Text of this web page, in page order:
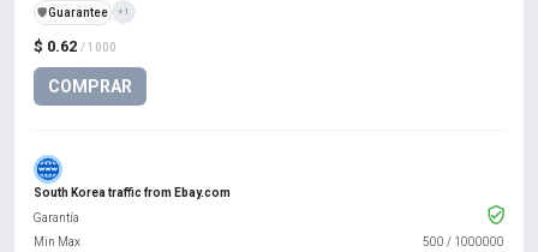
$ 0.62 / 1000
COMPRAR
️🛡️Guarantee +1
South Korea traffic from Ebay.com
Garantía
Min Max
500 / 1000000